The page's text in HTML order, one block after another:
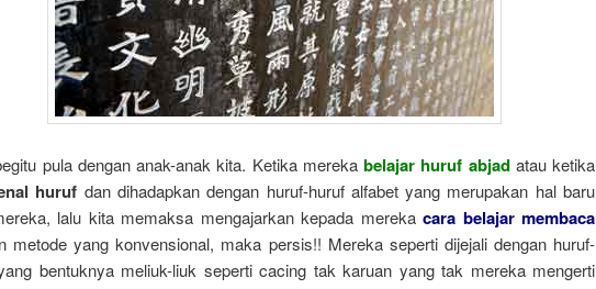
pula dengan anak-anak kita. Ketika mereka belajar huruf abjadatau ketika
huruf dan dihadapkan dengan huruf-huruf alfabet yang merupakan hal baru
lalu kita memaksa mengajarkan kepada mereka cara belajar membaca
metode yang konvensional, maka persis!! Mereka seperti dijejali dengan huruf-
bentuknya meliuk-liuk seperti cacing tak karuan yang tak mereka mengerti